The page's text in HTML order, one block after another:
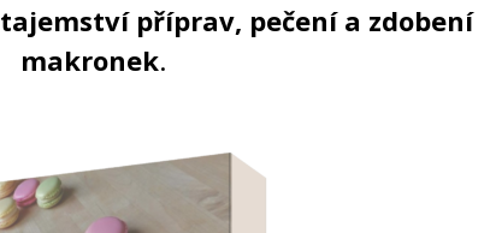
tajemství příprav, pečení a zdobení
makronek.